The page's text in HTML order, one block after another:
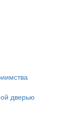
дверью